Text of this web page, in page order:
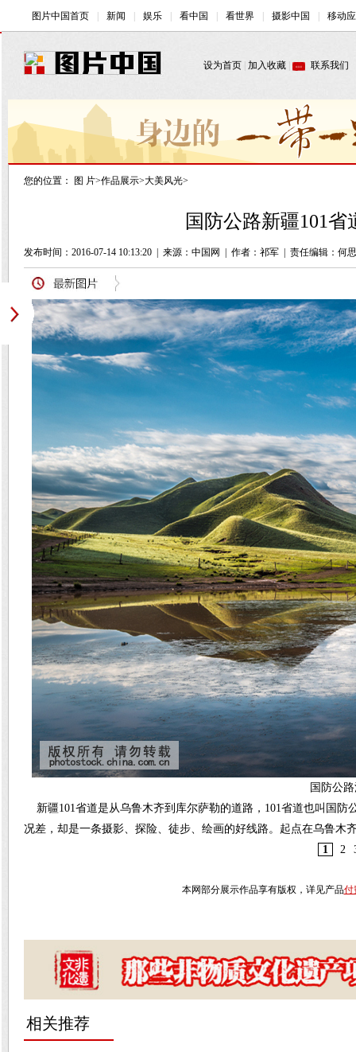
您的位置： 图 片>作品展示>大美风光>
国防公路新疆101
发布时间：2016-07-14 10:13:20 来源：中国网 作者：祁军 责任编辑：何
国防公
新疆101省道是从乌鲁木齐到库尔萨勒的道路，101省道也叫国防
况差，却是一条摄影、探险、徒步、绘画的好线路。 起点在乌鲁木
1
2
本网部分展示作品享有版权，详见产品付
相关推荐